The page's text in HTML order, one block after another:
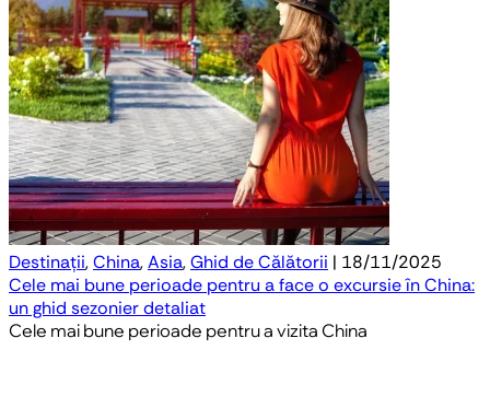
Destinații,China,Asia,Ghid de Călătorii | 18/11/2025
Cele mai bune perioade pentru a face o excursie în China:
un ghid sezonier detaliat
Cele mai bune perioade pentru a vizita China